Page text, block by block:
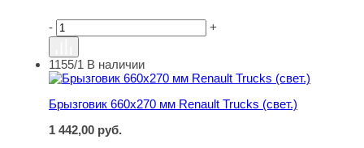
- +
Брызговик 660х270 мм Renault Trucks (свет.)
1155/1 В наличии
Брызговик 660х270 мм Renault Trucks (свет.)
1 442,00 руб.